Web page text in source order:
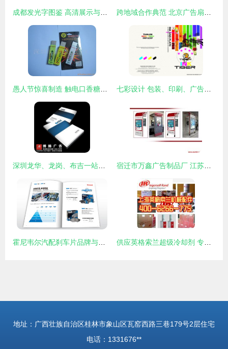
地址：广西壮族自治区桂林市象山区瓦窑西路三巷179号2层住宅
电话：1331676**